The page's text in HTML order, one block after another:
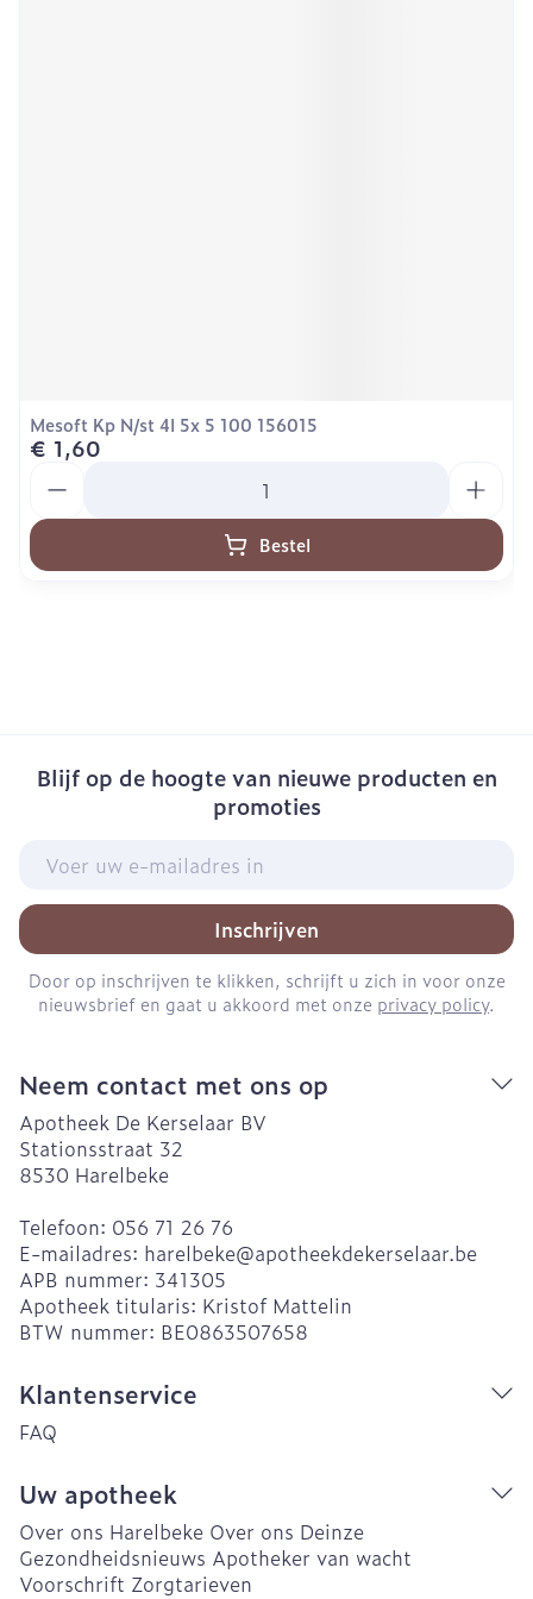
Mesoft Kp N/st 4l 5x 5 100 156015
€ 1,60
Bestel
Blijf op de hoogte van nieuwe producten en
promoties
Inschrijven
Door op inschrijven te klikken, schrijft u zich in voor onze
nieuwsbrief en gaat u akkoord met onze privacy policy.
Neem contact met ons op
Apotheek De Kerselaar BV
Stationsstraat 32
8530 Harelbeke
Telefoon: 056 71 26 76
E-mailadres: harelbeke@apotheekdekerselaar.be
APB nummer: 341305
Apotheek titularis: Kristof Mattelin
BTW nummer: BE0863507658
Klantenservice
FAQ
Uw apotheek
Over ons Harelbeke Over ons Deinze
Gezondheidsnieuws Apotheker van wacht
Voorschrift Zorgtarieven